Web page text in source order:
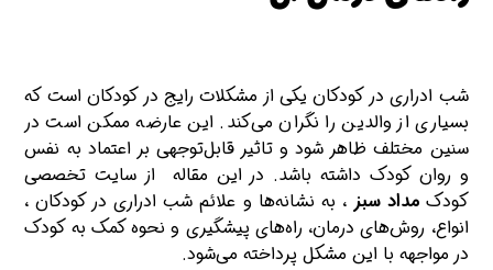
شب ادراری در کودکان یکی از مشکلات رایج در کودکان است که
بسیاری از والدین را نگران می‌کند. این عارضه ممکن است در
سنین مختلف ظاهر شود و تاثیر قابل‌توجهی بر اعتماد به نفس
و روان کودک داشته باشد. در این مقاله از سایت تخصصی
کودک مداد سبز ، به نشانه‌ها و علائم شب ادراری در کودکان ،
انواع، روش‌های درمان، راه‌های پیشگیری و نحوه کمک به کودک
در مواجهه با این مشکل پرداخته می‌شود.